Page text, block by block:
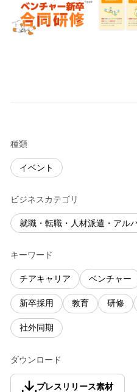
種類
イベント
ビジネスカテゴリ
就職・転職・人材派遣・アル
キーワード
チアキャリア ベンチャー
新卒採用 教育 研修
社外同期
ダウンロード
プレスリリース素材